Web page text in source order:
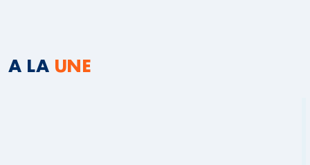
A LA UNE